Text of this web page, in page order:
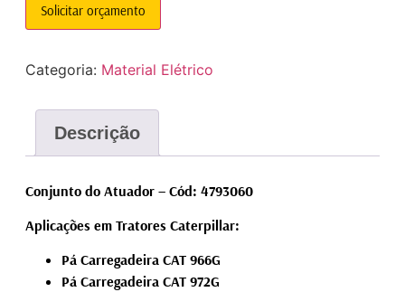
Solicitar orçamento
Categoria: Material Elétrico
Descrição
Conjunto do Atuador – Cód: 4793060
Aplicações em Tratores Caterpillar:
Pá Carregadeira CAT 966G
Pá Carregadeira CAT 972G